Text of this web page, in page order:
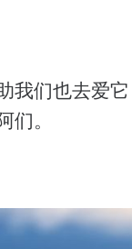
我们也去爱
。